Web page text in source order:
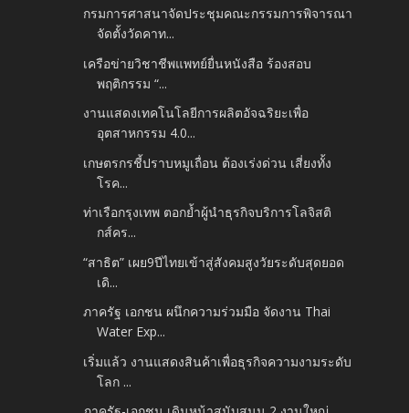
กรมการศาสนาจัดประชุมคณะกรรมการพิจารณา
จัดตั้งวัดคาท...
เครือข่ายวิชาชีพแพทย์ยื่นหนังสือ ร้องสอบ
พฤติกรรม “...
งานแสดงเทคโนโลยีการผลิตอัจฉริยะเพื่อ
อุตสาหกรรม 4.0...
เกษตรกรชี้ปราบหมูเถื่อน ต้องเร่งด่วน เสี่ยงทั้ง
โรค...
ท่าเรือกรุงเทพ ตอกย้ำผู้นำธุรกิจบริการโลจิสติ
กส์คร...
“สาธิต” เผย9ปีไทยเข้าสู่สังคมสูงวัยระดับสุดยอด
เดิ...
ภาครัฐ เอกชน ผนึกความร่วมมือ จัดงาน Thai
Water Exp...
เริ่มแล้ว งานแสดงสินค้าเพื่อธุรกิจความงามระดับ
โลก ...